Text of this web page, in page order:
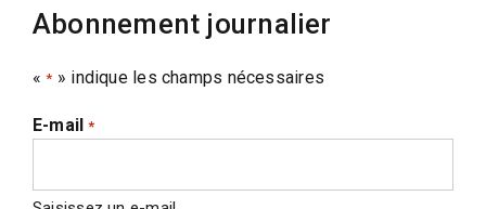
Abonnement journalier
«* » indique les champs nécessaires
E-mail *